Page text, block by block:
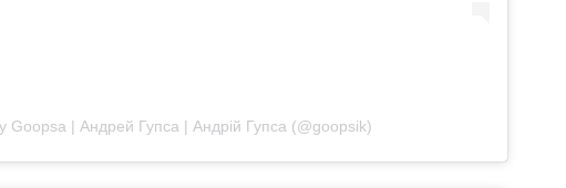
Goopsa | Андрей Гупса | Андрій Гупса (@goopsik)